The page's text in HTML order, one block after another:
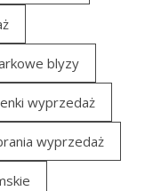
blyzy
wyprzedaż
wyprzedaż